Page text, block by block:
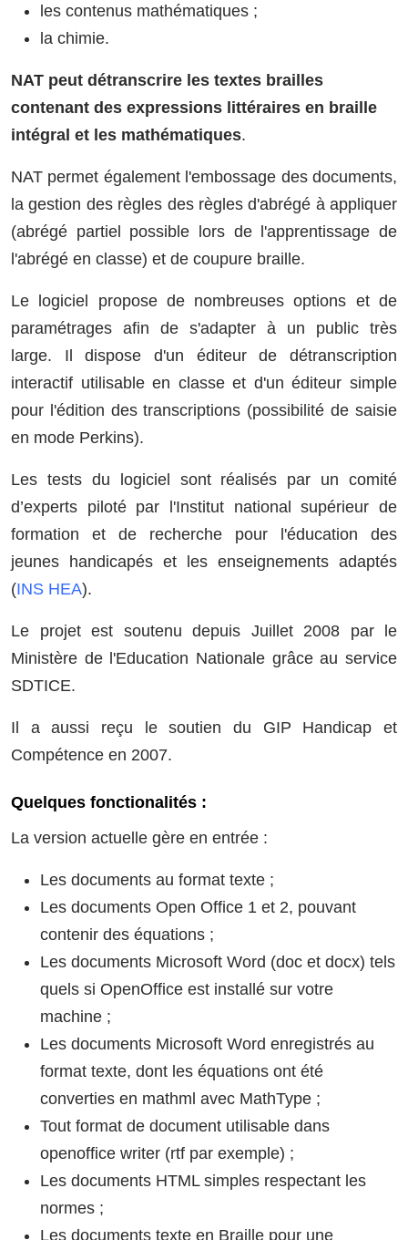
les contenus mathématiques ;
la chimie.
NAT peut détranscrire les textes brailles
contenant des expressions littéraires en braille
intégral et les mathématiques.
NAT permet également l'embossage des documents,
la gestion des règles des règles d'abrégé à appliquer
(abrégé partiel possible lors de l'apprentissage de
l'abrégé en classe) et de coupure braille.
Le logiciel propose de nombreuses options et de
paramétrages afin de s'adapter à un public très
large. Il dispose d'un éditeur de détranscription
interactif utilisable en classe et d'un éditeur simple
pour l'édition des transcriptions (possibilité de saisie
en mode Perkins).
Les tests du logiciel sont réalisés par un comité
d’experts piloté par l'Institut national supérieur de
formation et de recherche pour l'éducation des
jeunes handicapés et les enseignements adaptés
(INS HEA).
Le projet est soutenu depuis Juillet 2008 par le
Ministère de l'Education Nationale grâce au service
SDTICE.
Il a aussi reçu le soutien du GIP Handicap et
Compétence en 2007.
Quelques fonctionalités :
La version actuelle gère en entrée :
Les documents au format texte ;
Les documents Open Office 1 et 2, pouvant
contenir des équations ;
Les documents Microsoft Word (doc et docx) tels
quels si OpenOffice est installé sur votre
machine ;
Les documents Microsoft Word enregistrés au
format texte, dont les équations ont été
converties en mathml avec MathType ;
Tout format de document utilisable dans
openoffice writer (rtf par exemple) ;
Les documents HTML simples respectant les
normes ;
Les documents texte en Braille pour une